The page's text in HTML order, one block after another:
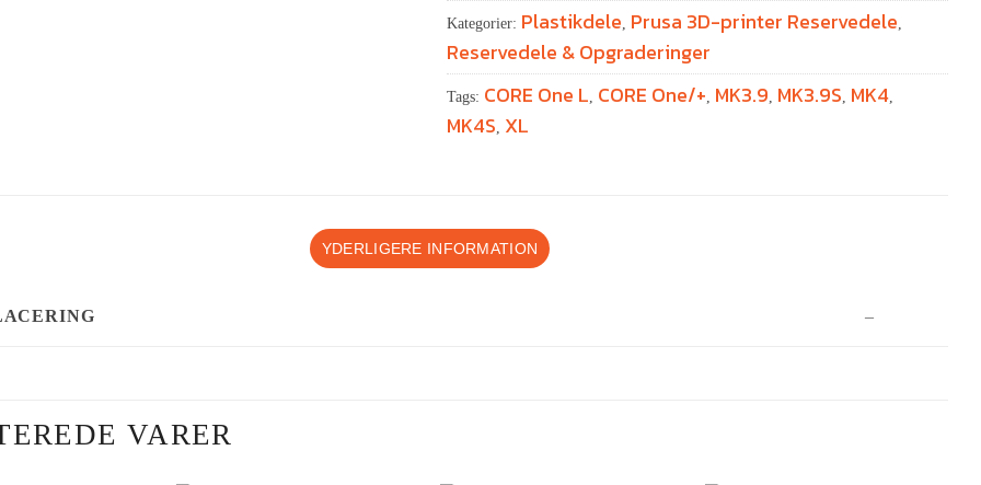
Kategorier: Plastikdele Prusa 3D-printer Reservedele
Reservedele & Opgraderinger
Tags: CORE One L CORE One/+ MK3.9 MK3.9S MK4,
MK4S XL
YDERLIGERE INFORMATION
–
VARER